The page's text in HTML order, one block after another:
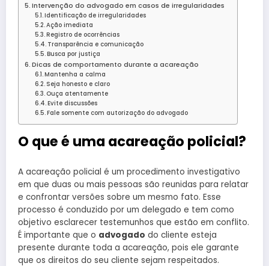
Intervenção do advogado em casos de irregularidades
Identificação de irregularidades
Ação imediata
Registro de ocorrências
Transparência e comunicação
Busca por justiça
Dicas de comportamento durante a acareação
Mantenha a calma
Seja honesto e claro
Ouça atentamente
Evite discussões
Fale somente com autorização do advogado
O que é uma acareação policial?
A acareação policial é um procedimento investigativo
em que duas ou mais pessoas são reunidas para relatar
e confrontar versões sobre um mesmo fato. Esse
processo é conduzido por um delegado e tem como
objetivo esclarecer testemunhos que estão em conflito.
É importante que o advogado do cliente esteja
presente durante toda a acareação, pois ele garante
que os direitos do seu cliente sejam respeitados.